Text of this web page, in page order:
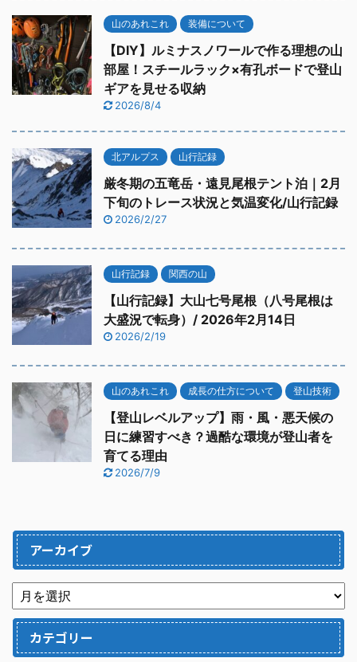
山のあれこれ 装備について
【DIY】ルミナスノワールで作る理想の山
部屋！スチールラック×有孔ボードで登山
ギアを見せる収納
2026/8/4
北アルプス 山行記録
厳冬期の五竜岳・遠見尾根テント泊｜2月
下旬のトレース状況と気温変化/山行記録
2026/2/27
山行記録 関西の山
【山行記録】大山七号尾根（八号尾根は
大盛況で転身）/ 2026年2月14日
2026/2/19
山のあれこれ 成長の仕方について 登山技術
【登山レベルアップ】雨・風・悪天候の
日に練習すべき？過酷な環境が登山者を
育てる理由
2026/7/9
アーカイブ
カテゴリー